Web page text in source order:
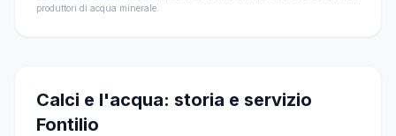
produttori di acqua minerale.
Calci e l'acqua: storia e servizio
Fontilio